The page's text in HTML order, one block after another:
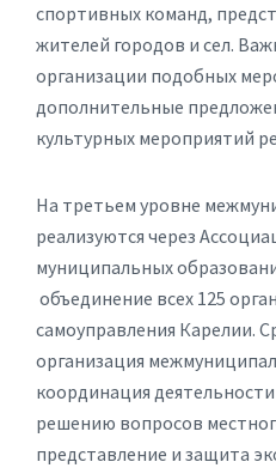
спортивных команд,
жителей городов и сел.
организации подобных
дополнительные
культурных мероприятий
На третьем уровне
реализуются через
муниципальных
объединение всех 125
самоуправления Карелии.
организация
координация
решению вопросов
представление и защита